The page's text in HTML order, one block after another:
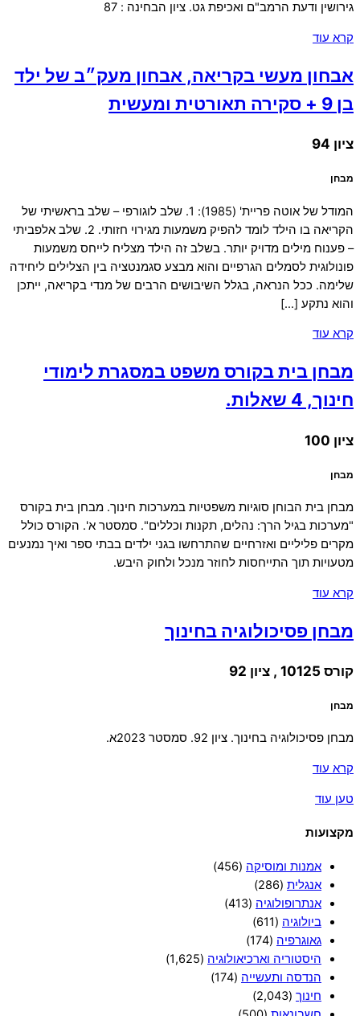
גירושין ודעת הרמב"ם ואכיפת גט. ציון הבחינה : 87
קרא עוד
אבחון מעשי בקריאה, אבחון מעק״ב של ילד
בן 9 + סקירה תאורטית ומעשית
ציון 94
מבחן
המודל של אוטה פריית' (1985): 1. שלב לוגורפי – שלב בראשיתי של
הקריאה בו הילד לומד להפיק משמעות מגירוי חזותי. 2. שלב אלפביתי
– פענוח מילים מדויק יותר. בשלב זה הילד מצליח לייחס משמעות
פונולוגית לסמלים הגרפיים והוא מבצע סגמנטציה בין הצלילים ליחידה
שלימה. ככל הנראה, בגלל השיבושים הרבים של מנדי בקריאה, ייתכן
והוא נתקע […]
קרא עוד
מבחן בית בקורס משפט במסגרת לימודי
חינוך, 4 שאלות.
ציון 100
מבחן
מבחן בית הבוחן סוגיות משפטיות במערכות חינוך. מבחן בית בקורס
"מערכות בגיל הרך: נהלים, תקנות וכללים". סמסטר א'. הקורס כולל
מקרים פליליים ואזרחיים שהתרחשו בגני ילדים בבתי ספר ואיך נמנעים
מטעויות תוך התייחסות לחוזר מנכל ולחוק היבש.
קרא עוד
מבחן פסיכולוגיה בחינוך
קורס 10125 , ציון 92
מבחן
מבחן פסיכולוגיה בחינוך. ציון 92. סמסטר 2023א.
קרא עוד
טען עוד
מקצועות
אמנות ומוסיקה (456)
אנגלית (286)
אנתרופולוגיה (413)
ביולוגיה (611)
גאוגרפיה (174)
היסטוריה וארכיאולוגיה (1,625)
הנדסה ותעשייה (174)
חינוך (2,043)